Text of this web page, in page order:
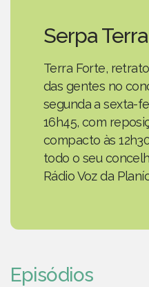
Serpa
Terra Forte,
das gentes no
segunda a sexta-
16h45, com
compacto às
todo o seu
Rádio Voz da
Episódios